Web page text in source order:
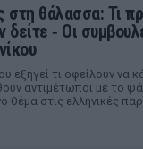
θάλασσα: Τι
δείτε ‑ Οι
εξηγεί τι οφείλουν να
αντιμέτωποι με το
θέμα στις ελληνικές